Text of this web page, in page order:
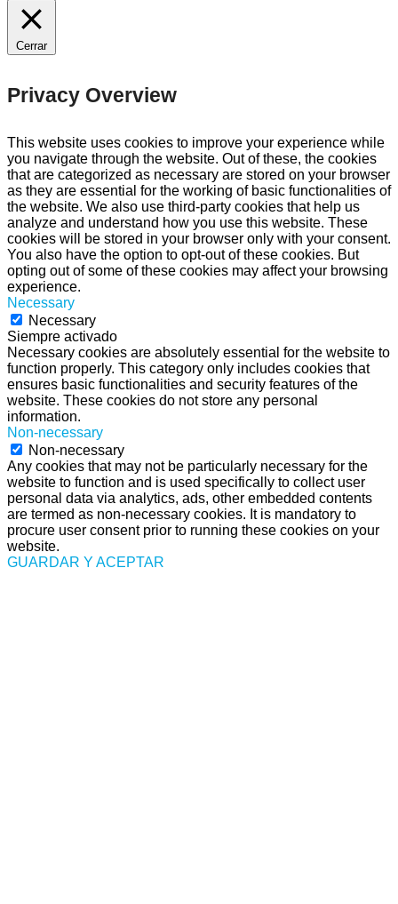
Cerrar
Privacy Overview
This website uses cookies to improve your experience while
you navigate through the website. Out of these, the cookies
that are categorized as necessary are stored on your browser
as they are essential for the working of basic functionalities of
the website. We also use third-party cookies that help us
analyze and understand how you use this website. These
cookies will be stored in your browser only with your consent.
You also have the option to opt-out of these cookies. But
opting out of some of these cookies may affect your browsing
experience.
Necessary
Necessary
Siempre activado
Necessary cookies are absolutely essential for the website to
function properly. This category only includes cookies that
ensures basic functionalities and security features of the
website. These cookies do not store any personal
information.
Non-necessary
Non-necessary
Any cookies that may not be particularly necessary for the
website to function and is used specifically to collect user
personal data via analytics, ads, other embedded contents
are termed as non-necessary cookies. It is mandatory to
procure user consent prior to running these cookies on your
website.
GUARDAR Y ACEPTAR